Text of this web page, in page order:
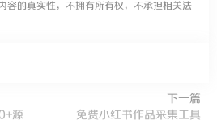
容的真实性，不拥有所有权，不承担相关法
源
下一篇
免费小红书作品采集工具